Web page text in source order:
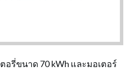
อรี่ขนาด 70 kWh และมอเตอร์